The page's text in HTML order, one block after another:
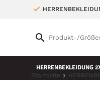
HERRENBEKLEIDUNG
Startseite